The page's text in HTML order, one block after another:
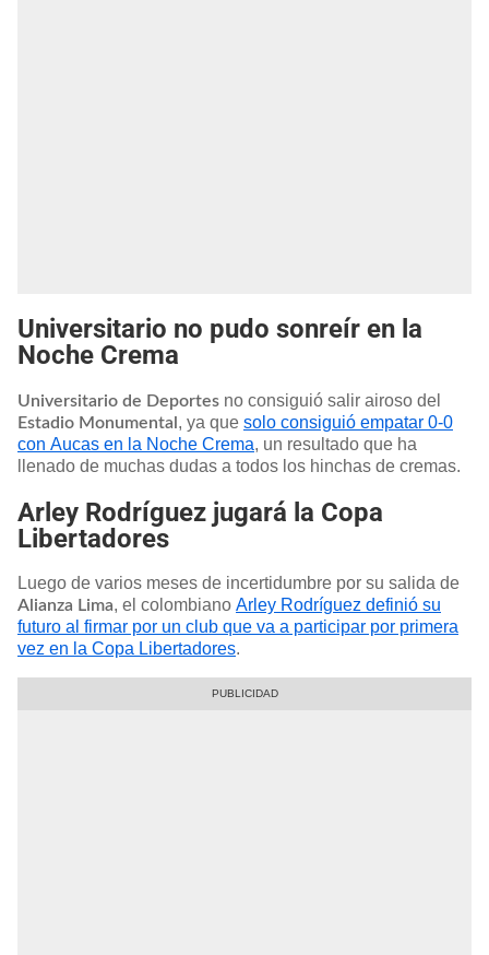
Universitario no pudo sonreír en la
Noche Crema
Universitario de Deportes no consiguió salir airoso del
Estadio Monumental, ya que solo consiguió empatar 0-0
con Aucas en la Noche Crema, un resultado que ha
llenado de muchas dudas a todos los hinchas de cremas.
Arley Rodríguez jugará la Copa
Libertadores
Luego de varios meses de incertidumbre por su salida de
Alianza Lima, el colombiano Arley Rodríguez definió su
futuro al firmar por un club que va a participar por primera
vez en la Copa Libertadores.